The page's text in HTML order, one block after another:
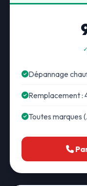
Dépannage
Remplacement :
Toutes marques